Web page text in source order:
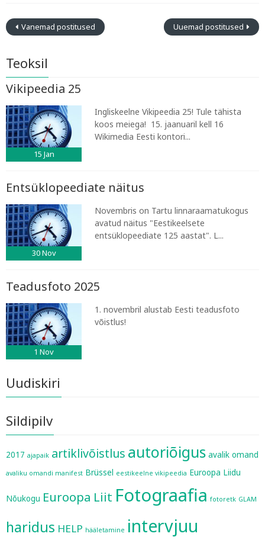
Vanemad postitused Uuemad postitused
Teoksil
Vikipeedia 25
15 Jan
Ingliskeelne Vikipeedia 25! Tule tähista
koos meiega! 15. jaanuaril kell 16
Wikimedia Eesti kontori...
Entsüklopeediate näitus
30Nov
Novembris on Tartu linnaraamatukogus
avatud näitus "Eestikeelsete
entsüklopeediate 125 aastat". L...
Teadusfoto 2025
1 Nov
1. novembril alustab Eesti teadusfoto
võistlus!
Uudiskiri
Sildipilv
2017 ajapaik artiklivõistlus autoriõigus avalik omand
avaliku omandi manifest Brüssel eestikeelne vikipeedia Euroopa Liidu
Nõukogu Euroopa Liit Fotograafia fotoretk GLAM
haridus HELP hääletamine intervjuu